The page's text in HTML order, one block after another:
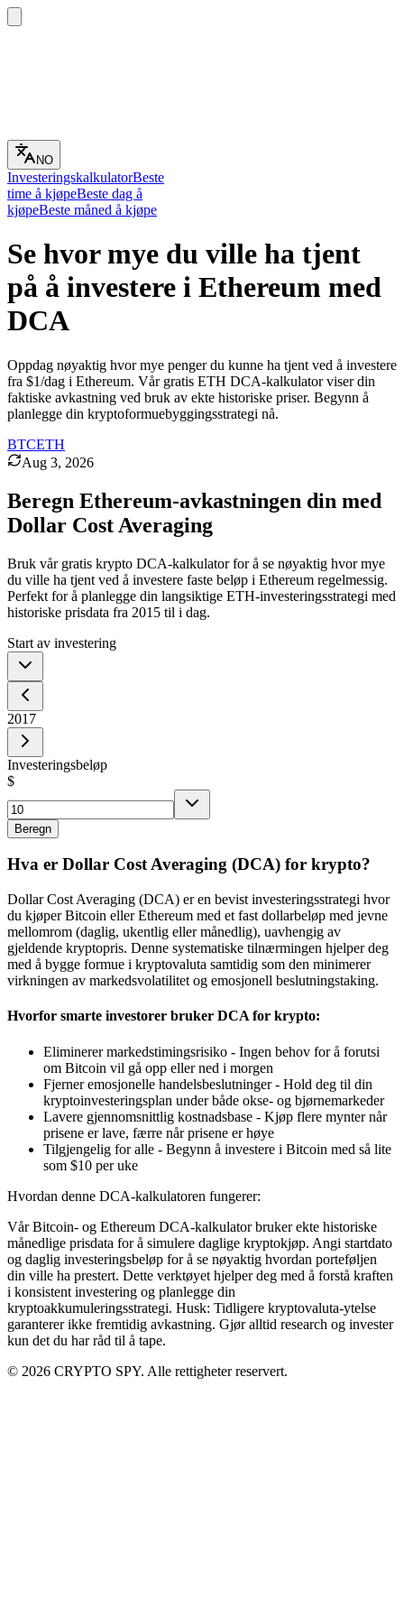
NO
InvesteringskalkulatorBeste
time å kjøpeBeste dag å
kjøpeBeste måned å kjøpe
Se hvor mye du ville ha tjent
på å investere i Ethereum med
DCA
Oppdag nøyaktig hvor mye penger du kunne ha tjent ved å investere
fra $1/dag i Ethereum. Vår gratis ETH DCA-kalkulator viser din
faktiske avkastning ved bruk av ekte historiske priser. Begynn å
planlegge din kryptoformuebyggingsstrategi nå.
BTCETH
Aug 3, 2026
Beregn Ethereum-avkastningen din med
Dollar Cost Averaging
Bruk vår gratis krypto DCA-kalkulator for å se nøyaktig hvor mye
du ville ha tjent ved å investere faste beløp i Ethereum regelmessig.
Perfekt for å planlegge din langsiktige ETH-investeringsstrategi med
historiske prisdata fra 2015 til i dag.
Start av investering
2017
Investeringsbeløp
$
Beregn
Hva er Dollar Cost Averaging (DCA) for krypto?
Dollar Cost Averaging (DCA) er en bevist investeringsstrategi hvor
du kjøper Bitcoin eller Ethereum med et fast dollarbeløp med jevne
mellomrom (daglig, ukentlig eller månedlig), uavhengig av
gjeldende kryptopris. Denne systematiske tilnærmingen hjelper deg
med å bygge formue i kryptovaluta samtidig som den minimerer
virkningen av markedsvolatilitet og emosjonell beslutningstaking.
Hvorfor smarte investorer bruker DCA for krypto:
Eliminerer markedstimingsrisiko - Ingen behov for å forutsi
om Bitcoin vil gå opp eller ned i morgen
Fjerner emosjonelle handelsbeslutninger - Hold deg til din
kryptoinvesteringsplan under både okse- og bjørnemarkeder
Lavere gjennomsnittlig kostnadsbase - Kjøp flere mynter når
prisene er lave, færre når prisene er høye
Tilgjengelig for alle - Begynn å investere i Bitcoin med så lite
som $10 per uke
Hvordan denne DCA-kalkulatoren fungerer:
Vår Bitcoin- og Ethereum DCA-kalkulator bruker ekte historiske
månedlige prisdata for å simulere daglige kryptokjøp. Angi startdato
og daglig investeringsbeløp for å se nøyaktig hvordan porteføljen
din ville ha prestert. Dette verktøyet hjelper deg med å forstå kraften
i konsistent investering og planlegge din
kryptoakkumuleringsstrategi. Husk: Tidligere kryptovaluta-ytelse
garanterer ikke fremtidig avkastning. Gjør alltid research og invester
kun det du har råd til å tape.
© 2026 CRYPTO SPY. Alle rettigheter reservert.